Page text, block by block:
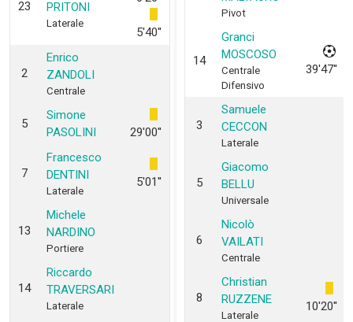
23
PRITONI
Laterale
5'40''
2
Enrico
ZANDOLI
Centrale
5
Simone
PASOLINI
29'00''
7
Francesco
DENTINI
Laterale
5'01''
13
Michele
NARDINO
Portiere
14
Riccardo
TRAVERSARI
Laterale
Pivot
14
Granci
MOSCOSO
Centrale
Difensivo
39'47''
3
Samuele
CECCON
Laterale
5
Giacomo
BELLU
Universale
6
Nicolò
VAILATI
Centrale
8
Christian
RUZZENE
Laterale
10'20''